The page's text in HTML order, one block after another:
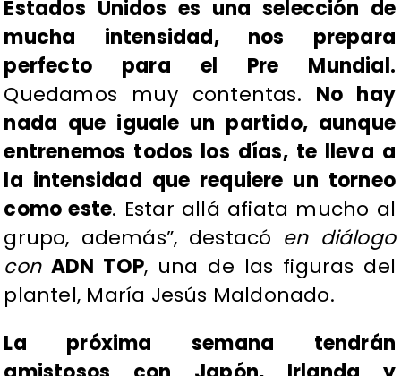
Estados Unidos es una selección de
mucha intensidad, nos prepara
perfecto para el Pre Mundial.
Quedamos muy contentas. No hay
nada que iguale un partido, aunque
entrenemos todos los días, te lleva a
la intensidad que requiere un torneo
como este. Estar allá afiata mucho al
grupo, además”, destacó en diálogo
con ADN TOP, una de las figuras del
plantel, María Jesús Maldonado.
La próxima semana tendrán